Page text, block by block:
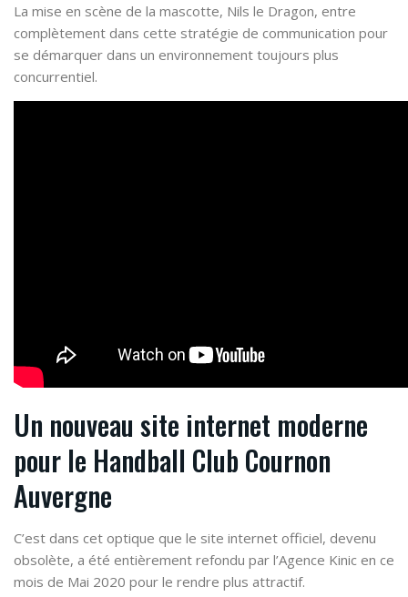
La mise en scène de la mascotte, Nils le Dragon, entre
complètement dans cette stratégie de communication pour
se démarquer dans un environnement toujours plus
concurrentiel.
Un nouveau site internet moderne
pour le Handball Club Cournon
Auvergne
C’est dans cet optique que le site internet officiel, devenu
obsolète, a été entièrement refondu par l’Agence Kinic en ce
mois de Mai 2020 pour le rendre plus attractif.